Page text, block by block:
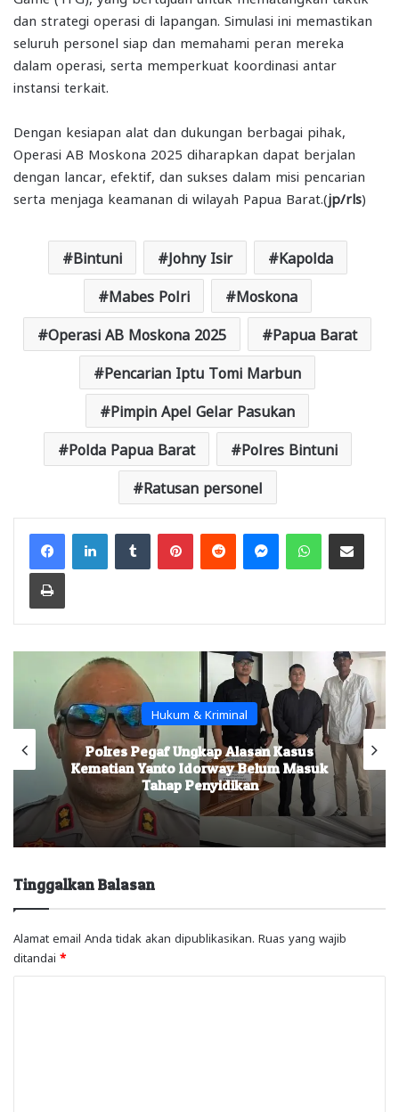
dan strategi operasi di lapangan. Simulasi ini memastikan
seluruh personel siap dan memahami peran mereka
dalam operasi, serta memperkuat koordinasi antar
instansi terkait.
Dengan kesiapan alat dan dukungan berbagai pihak,
Operasi AB Moskona 2025 diharapkan dapat berjalan
dengan lancar, efektif, dan sukses dalam misi pencarian
serta menjaga keamanan di wilayah Papua Barat.(jp/rls)
Bintuni Johny Isir Kapolda
Mabes Polri Moskona
Operasi AB Moskona 2025 Papua Barat
Pencarian Iptu Tomi Marbun
Pimpin Apel Gelar Pasukan
Polda Papua Barat Polres Bintuni
Ratusan personel
FacebookLinkedInTumblr PinterestReddit MessengerWhatsAppShare via Email
Print
Hukum & Kriminal
Polres Pegaf Ungkap Alasan Kasus
Kematian Yanto Idorway Belum Masuk
Tahap Penyidikan
Tinggalkan Balasan
Alamat email Anda tidak akan dipublikasikan. Ruas yang wajib
ditandai *